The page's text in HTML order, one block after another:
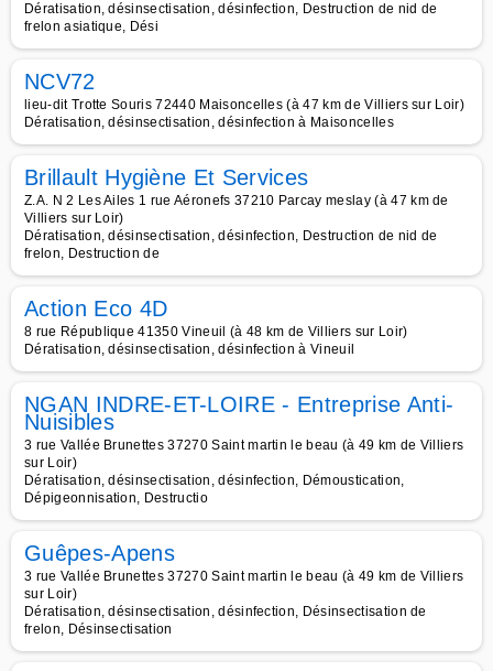
Dératisation, désinsectisation, désinfection, Destruction de nid de
frelon asiatique, Dési
NCV72
lieu-dit Trotte Souris 72440 Maisoncelles (à 47 km de Villiers sur Loir)
Dératisation, désinsectisation, désinfection à Maisoncelles
Brillault Hygiène Et Services
Z.A. N 2 Les Ailes 1 rue Aéronefs 37210 Parcay meslay (à 47 km de
Villiers sur Loir)
Dératisation, désinsectisation, désinfection, Destruction de nid de
frelon, Destruction de
Action Eco 4D
8 rue République 41350 Vineuil (à 48 km de Villiers sur Loir)
Dératisation, désinsectisation, désinfection à Vineuil
NGAN INDRE-ET-LOIRE - Entreprise Anti-
Nuisibles
3 rue Vallée Brunettes 37270 Saint martin le beau (à 49 km de Villiers
sur Loir)
Dératisation, désinsectisation, désinfection, Démoustication,
Dépigeonnisation, Destructio
Guêpes-Apens
3 rue Vallée Brunettes 37270 Saint martin le beau (à 49 km de Villiers
sur Loir)
Dératisation, désinsectisation, désinfection, Désinsectisation de
frelon, Désinsectisation